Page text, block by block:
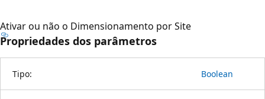
Ativar ou não o Dimensionamento por Site
Propriedades dos parâmetros
Tipo: Boolean